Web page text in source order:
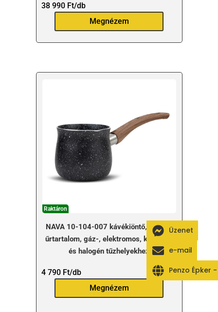
38 990 Ft/db
Megnézem
Raktáron
NAVA 10-104-007 kávékiöntő, 600 ml
űrtartalom, gáz-, elektromos, kerámia-
és halogén tűzhelyekhez
4 790 Ft/db
Megnézem
Üzenet
e-mail
Penzo Épker